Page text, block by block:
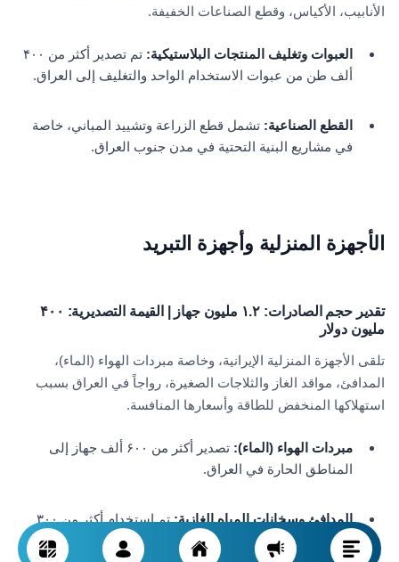
الأنابيب، الأكياس، وقطع الصناعات الخفيفة.
العبوات وتغليف المنتجات البلاستيكية:
تم تصدير أكثر من ۴۰۰
ألف طن من عبوات الاستخدام الواحد والتغليف إلى العراق.
القطع الصناعية: تشمل قطع الزراعة وتشييد المباني، خاصة
في مشاريع البنية التحتية في مدن جنوب العراق.
الأجهزة المنزلية وأجهزة التبريد
تقدير حجم الصادرات: ۱.۲ مليون جهاز | القيمة التصديرية: ۴۰۰
مليون دولار
تلقى الأجهزة المنزلية الإيرانية، وخاصة مبردات الهواء (الماء)،
المدافئ، مواقد الغاز والثلاجات الصغيرة، رواجاً في العراق بسبب
استهلاكها المنخفض للطاقة وأسعارها المنافسة.
مبردات الهواء (الماء):
تصدير أكثر من ۶۰۰ ألف جهاز إلى
المناطق الحارة في العراق.
المدافئ وسخانات المياه الغازية:
تم استخدام أكثر من ۳۰۰
ألف جهاز في شمال العراق.